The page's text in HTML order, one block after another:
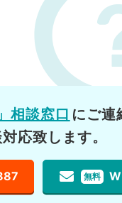
相談窓口 にご連
応致します。
無料